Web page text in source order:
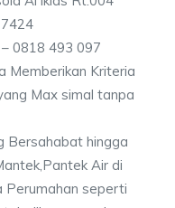
0818 493 097
Memberikan Kriteria
Max simal tanpa
Bersahabat hingga
Air di
Perumahan seperti